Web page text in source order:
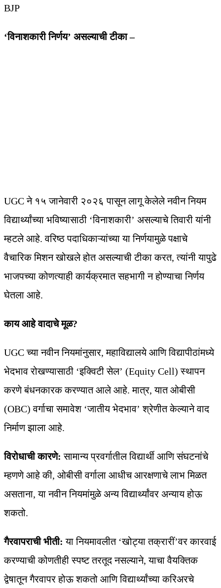
BJP
‘विनाशकारी निर्णय’ असल्याची टीका –
UGC ने १५ जानेवारी २०२६ पासून लागू केलेले नवीन नियम
विद्यार्थ्यांच्या भविष्यासाठी ‘विनाशकारी’ असल्याचे तिवारी यांनी
म्हटले आहे. वरिष्ठ पदाधिकाऱ्यांच्या या निर्णयामुळे पक्षाचे
वैचारिक मिशन खोखले होत असल्याची टीका करत, त्यांनी यापुढे
भाजपच्या कोणत्याही कार्यक्रमात सहभागी न होण्याचा निर्णय
घेतला आहे.
काय आहे वादाचे मूळ?
UGC च्या नवीन नियमांनुसार, महाविद्यालये आणि विद्यापीठांमध्ये
भेदभाव रोखण्यासाठी ‘इक्विटी सेल’ (Equity Cell) स्थापन
करणे बंधनकारक करण्यात आले आहे. मात्र, यात ओबीसी
(OBC) वर्गाचा समावेश ‘जातीय भेदभाव’ श्रेणीत केल्याने वाद
निर्माण झाला आहे.
विरोधाची कारणे: सामान्य प्रवर्गातील विद्यार्थी आणि संघटनांचे
म्हणणे आहे की, ओबीसी वर्गाला आधीच आरक्षणाचे लाभ मिळत
असताना, या नवीन नियमांमुळे अन्य विद्यार्थ्यांवर अन्याय होऊ
शकतो.
गैरवापराची भीती: या नियमावलीत ‘खोट्या तक्रारीं’वर कारवाई
करण्याची कोणतीही स्पष्ट तरतूद नसल्याने, याचा वैयक्तिक
द्वेषातून गैरवापर होऊ शकतो आणि विद्यार्थ्यांच्या करिअरचे